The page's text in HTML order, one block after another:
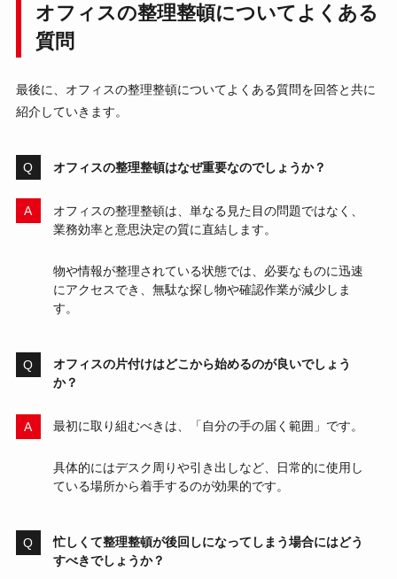
オフィスの整理整頓についてよくある
質問
最後に、オフィスの整理整頓についてよくある質問を回答と共に
紹介していきます。
オフィスの整理整頓はなぜ重要なのでしょうか？
オフィスの整理整頓は、単なる見た目の問題ではなく、
業務効率と意思決定の質に直結します。
物や情報が整理されている状態では、必要なものに迅速
にアクセスでき、無駄な探し物や確認作業が減少しま
す。
オフィスの片付けはどこから始めるのが良いでしょう
か？
最初に取り組むべきは、「自分の手の届く範囲」です。
具体的にはデスク周りや引き出しなど、日常的に使用し
ている場所から着手するのが効果的です。
忙しくて整理整頓が後回しになってしまう場合にはどう
すべきでしょうか？